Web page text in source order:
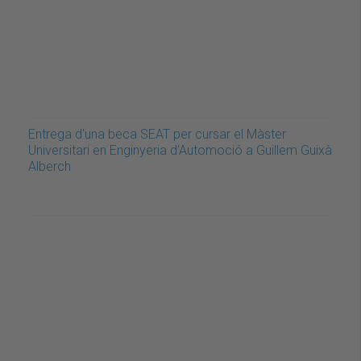
Entrega d'una beca SEAT per cursar el Màster
Universitari en Enginyeria d'Automoció a Guillem Guixà
Alberch